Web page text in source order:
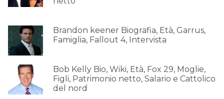
Brandon keener Biografia, Età, Garrus,
Famiglia, Fallout 4, Intervista
Bob Kelly Bio, Wiki, Età, Fox 29, Moglie,
Figli, Patrimonio netto, Salario e Cattolico
del nord